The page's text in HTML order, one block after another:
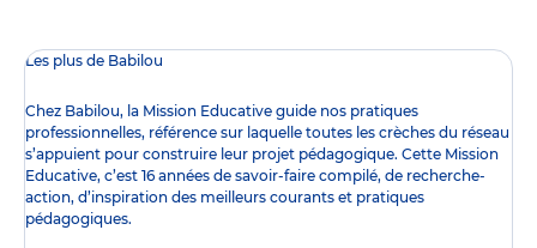
Les plus de Babilou
Chez Babilou, la Mission Educative guide nos pratiques
professionnelles, référence sur laquelle toutes les crèches du réseau
s’appuient pour construire leur projet pédagogique. Cette Mission
Educative, c’est 16 années de savoir-faire compilé, de recherche-
action, d’inspiration des meilleurs courants et pratiques
pédagogiques.